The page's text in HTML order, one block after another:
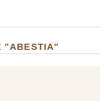
"ABESTIA"